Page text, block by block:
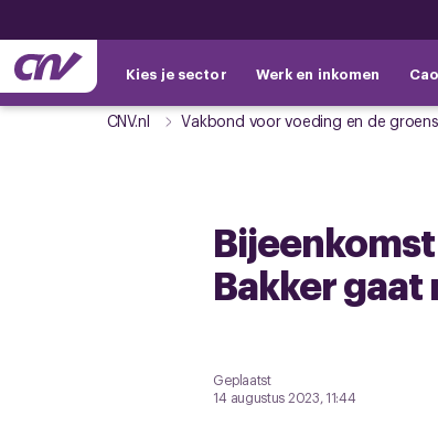
Kies je sector Werk en inkomen
CNV.nl Vakbond voor voeding en de
Bakker
Geplaatst
14 augustus 2023, 11:44